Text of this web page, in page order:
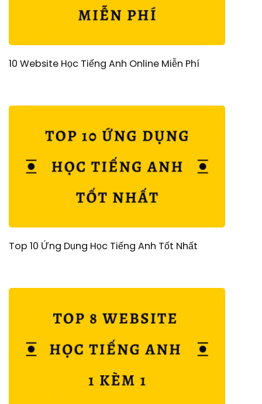
10 Website Học Tiếng Anh Online Miễn Phí
Top 10 Ứng Dụng Học Tiếng Anh Tốt Nhất